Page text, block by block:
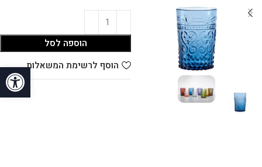
פתח
הוספה לסל
הוסף לרשימת המשאלות